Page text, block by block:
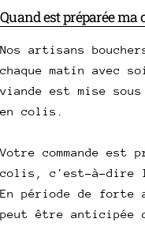
Quand est préparée ma
Nos artisans
chaque matin avec
viande est mise
en colis.
Votre commande
colis, c'est-à-dire
En période de forte
peut être anticipée